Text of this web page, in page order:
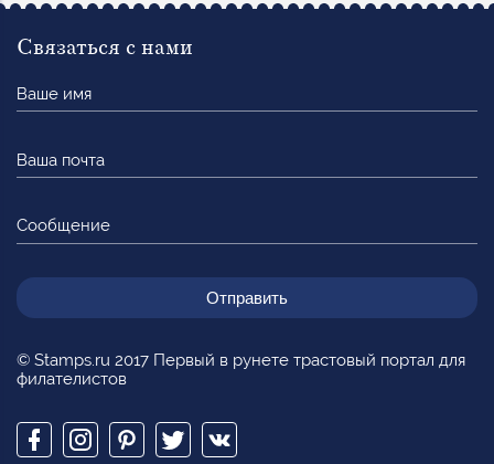
© Stamps.ru 2017 Первый в рунете трастовый портал для
филателистов
Связаться с нами
имя
почта
Сообщение